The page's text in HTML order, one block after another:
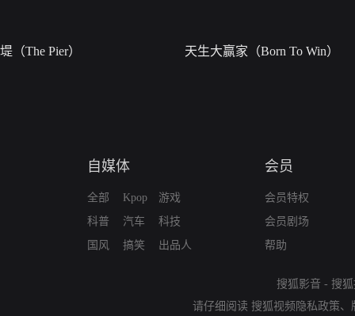
堤（The Pier） 天生大赢家（Born To Win）
自媒体
全部
科普
国风
Kpop
汽车
搞笑
游戏
科技
出品人
会员
会员特权
会员剧场
帮助
搜狐影音 - 搜
请仔细阅读 搜狐视频隐私政策、